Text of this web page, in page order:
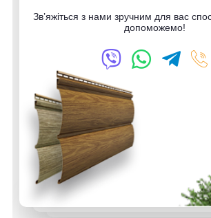
Зв’яжіться з нами зручним для вас
допоможемо!